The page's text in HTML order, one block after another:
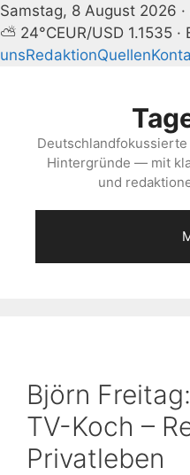
Samstag, 8 August 2026 ·
⛅ 24°CEUR/USD 1.1535
unsRedaktionQuellen
Hintergründe — mit
und
Björn
TV-Koch –
Privatleben